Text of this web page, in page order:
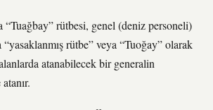
“Tuağbay” rütbesi, genel (deniz personeli)
rütbe” veya “Tuoğay” olarak
atanabilecek bir generalin